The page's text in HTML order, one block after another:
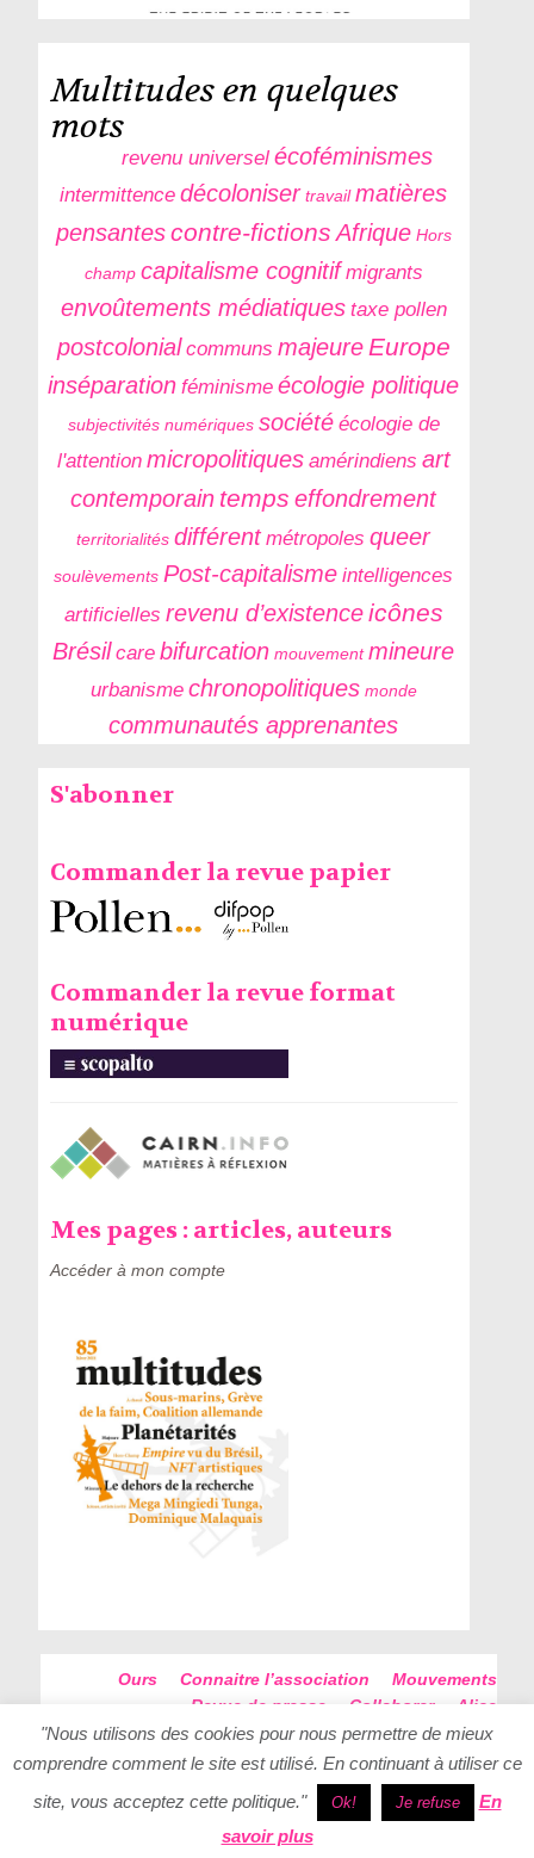
Multitudesen quelques
mots
revenu universel écoféminismes
intermittence décoloniser travail matières
pensantescontre-fictions Afrique Hors
champ capitalisme cognitif migrants
envoûtements médiatiques taxe pollen
postcolonial communs majeure Europe
inséparation féminisme écologie politique
subjectivités numériques société écologie de
l'attention micropolitiques amérindiens art
contemporain temps effondrement
territorialités différent métropoles queer
soulèvements Post-capitalisme intelligences
artificielles revenu d’existenceicônes
Brésil care bifurcation mouvement mineure
urbanisme chronopolitiques monde
communautés apprenantes
S'abonner
Commander la revue papier
Commander la revue format
numérique
Mes pages : articles, auteurs
Accéder à mon compte
Ours Connaitre l’association
Mouvements
Revue de presse
Collaborer
Alice
Futur Antérieur
Plan du site
Conception - Realisation Elan Creatif
"Nous utilisons des cookies pour nous permettre de mieux
comprendre comment le site est utilisé. En continuant à utiliser ce
site, vous acceptez cette politique."
Ok! Je refuse
En
savoir plus